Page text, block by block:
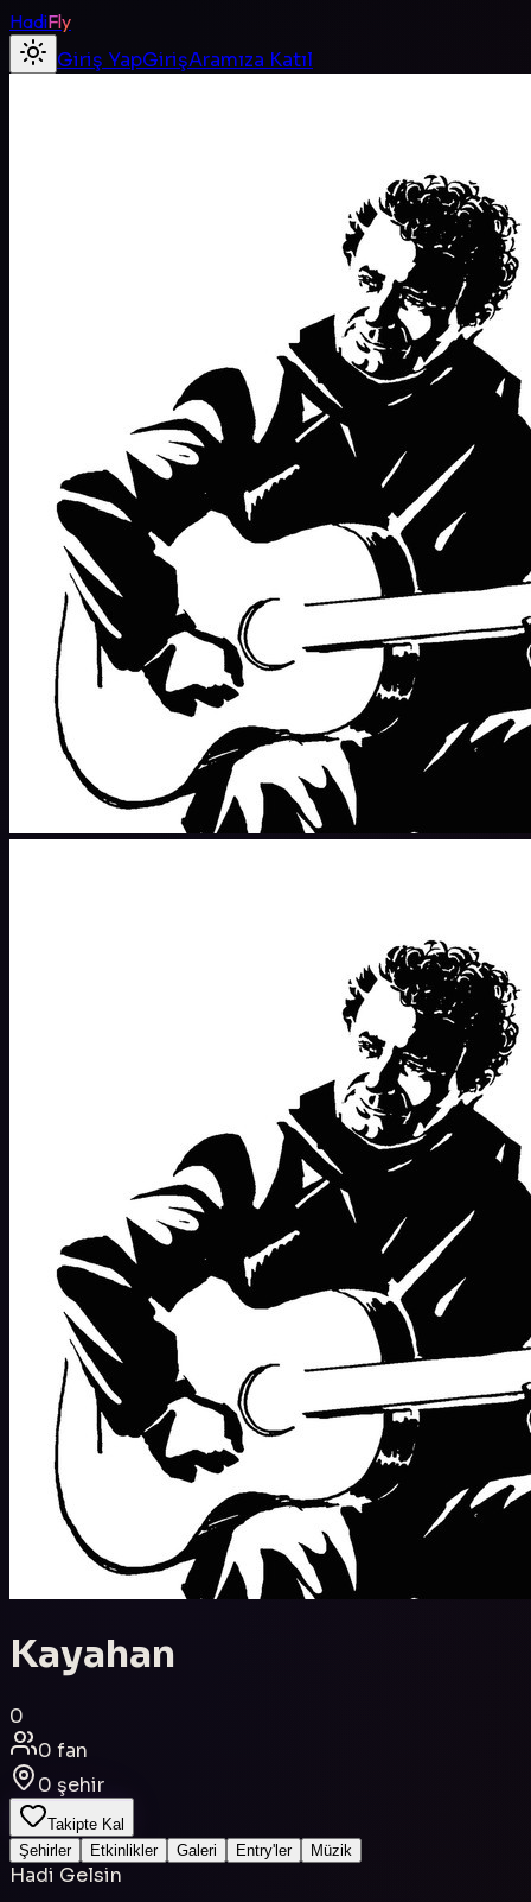
HadiFly
Giriş YapGirişAramıza Katıl
Kayahan
0
0 fan
0 şehir
Takipte Kal
Şehirler
Etkinlikler Galeri Entry'ler Müzik
Hadi Gelsin